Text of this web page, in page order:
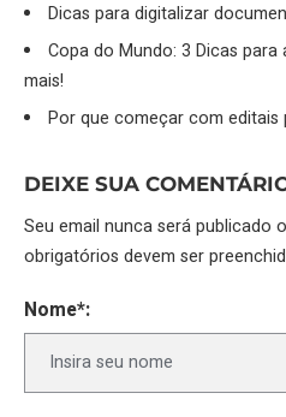
Dicas para digitalizar
Copa do Mundo: 3 Dicas
mais!
Por que começar com editais
DEIXE SUA
Seu email nunca será publicado
obrigatórios devem ser
Nome*: